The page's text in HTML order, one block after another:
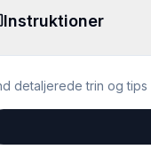
Instruktioner
detaljerede trin og